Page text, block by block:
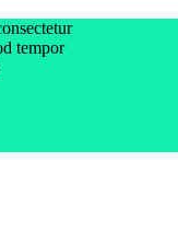
tempor